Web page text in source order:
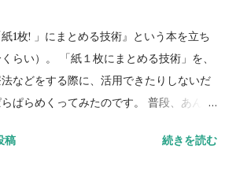
生活 集中しやすくなる 気分がよくなる
る なんだかいいことばかりじゃないです
、報告書によると、 一週間 Facebook断
ッピーで（コントロール群は８１％だそ
）、人生を楽しんでいるのは８４％（コ
５％）だそうです。 Facebookを辞めた
紙1枚! 」にまとめる技術』という本を立ち
らい）。 「紙１枚にまとめる技術」を、
などをする際に、活用できたりしないだ
ぱらめくってみたのです。 普段、あんま
けれど、思い出していくつか覚え書きと
稿 続きを読む